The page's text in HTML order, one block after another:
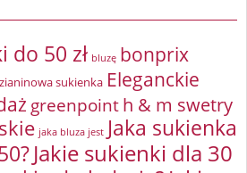
do 50 zł bluzę bonprix
sukienka Eleganckie
greenpointh & m swetry
jaka bluza jest Jaka sukienka
Jakie sukienki dla 30